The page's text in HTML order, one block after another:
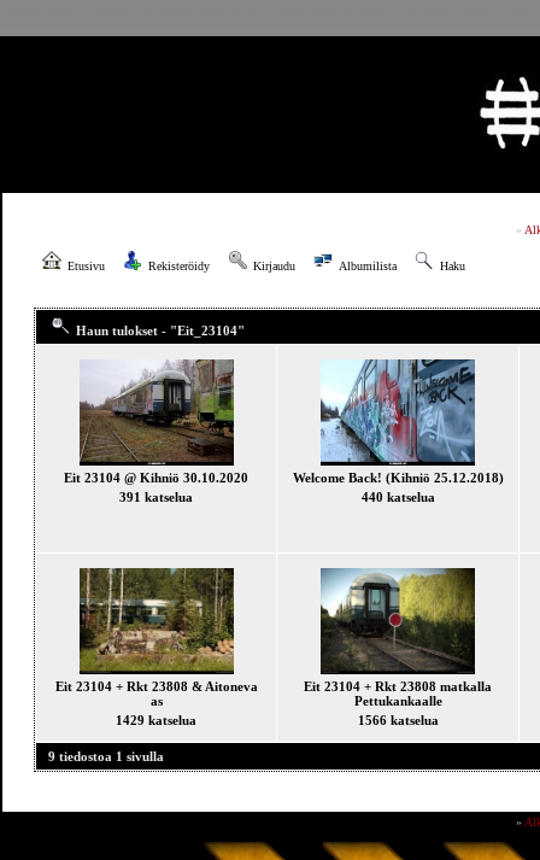
»
Etusivu Rekisteröidy Kirjaudu Albumilista Haku
Haun tulokset - "Eit_23104"
Eit 23104 @ Kihniö 30.10.2020
391 katselua
Welcome Back! (Kihniö 25.12.2018)
440 katselua
Eit 23104 + Rkt 23808 & Aitoneva
as
1429 katselua
Eit 23104 + Rkt 23808 matkalla
Pettukankaalle
1566 katselua
9 tiedostoa 1 sivulla
»